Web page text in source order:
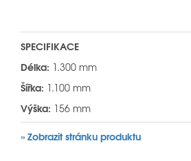
SPECIFIKACE
Délka: 1.300 mm
Šířka: 1.100 mm
Výška: 156 mm
» Zobrazit stránku produktu